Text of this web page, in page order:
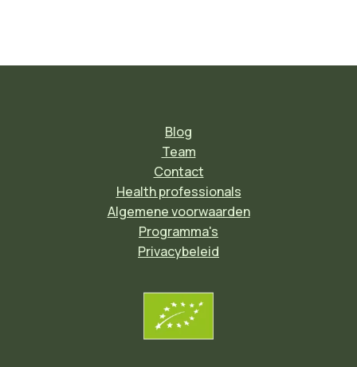
Blog
Team
Contact
Health professionals
Algemene voorwaarden
Programma's
Privacybeleid